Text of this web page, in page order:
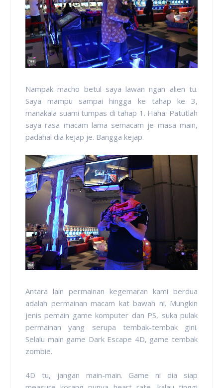
Nampak macho betul saya lawan ngan alien tu.
Saya mampu sampai hingga ke tahap ke 3,
manakala suami tumpas di tahap 1. Haha. Patutlah
saya rasa macam lama semacam je masa main,
padahal dia kejap je. Bangga kejap.
Antara lain permainan kegemaran kami berdua
adalah permainan macam kat bawah ni. Mungkin
jenis pemain game komputer dan PS, suka pulak
permainan yang serupa tembak-tembak gini.
Selalu main game Dark Escape 4D, game tembak
zombie.
4D tu, jangan main-main. Game ni dia siap